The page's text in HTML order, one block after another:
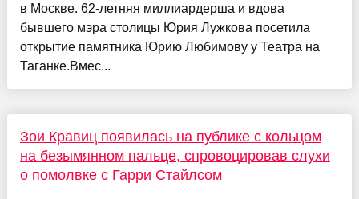
в Москве. 62-летняя миллиардерша и вдова
бывшего мэра столицы Юрия Лужкова посетила
открытие памятника Юрию Любимову у Театра на
Таганке.Вмес...
Зои Кравиц появилась на публике с кольцом
на безымянном пальце, спровоцировав слухи
о помолвке с Гарри Стайлсом